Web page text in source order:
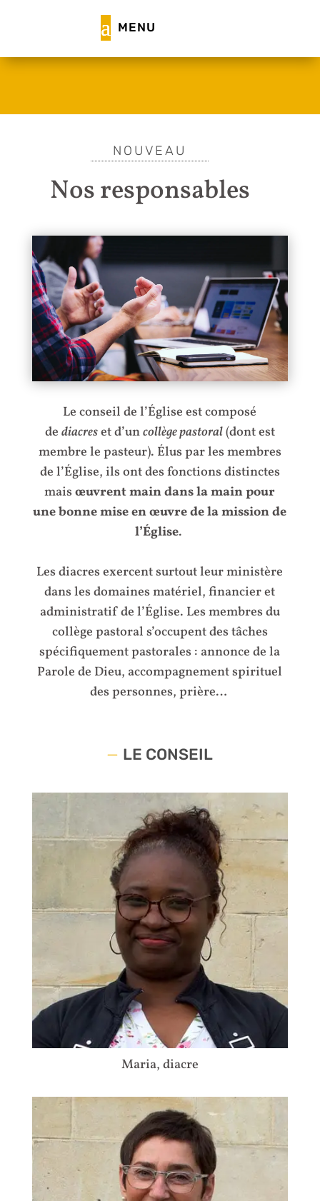
nouveau
Nos responsables
Le conseil de l’Église est composé
de diacresetd’uncollège pastoral(dont est
membre le pasteur). Élus par les membres
de l’Église, ils ont des fonctions distinctes
maisœuvrent main dans la main pour
une bonne mise en œuvre de la mission de
l’Église.
Les diacres exercent surtout leur ministère
dans les domaines matériel, financier et
administratif de l’Église. Les membres du
collège pastoral s’occupent des tâches
spécifiquement pastorales : annonce de la
Parole de Dieu, accompagnement spirituel
des personnes, prière…
LE CONSEIL
Maria, diacre